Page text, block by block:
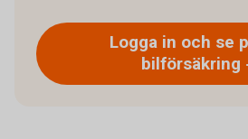
Logga in och se
bilförsäkring